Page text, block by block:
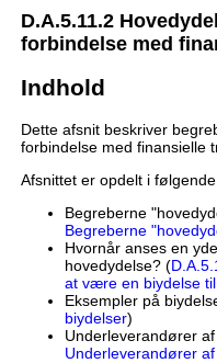
D.A.5.11.2
forbindelse med
Indhold
Dette afsnit beskriver
forbindelse med finansielle
Afsnittet er opdelt i
Begreberne
Begreberne
Hvornår anses en
hovedydelse? (
at være en biydelse
Eksempler på
biydelser)
Underleverandører
Underleverandører